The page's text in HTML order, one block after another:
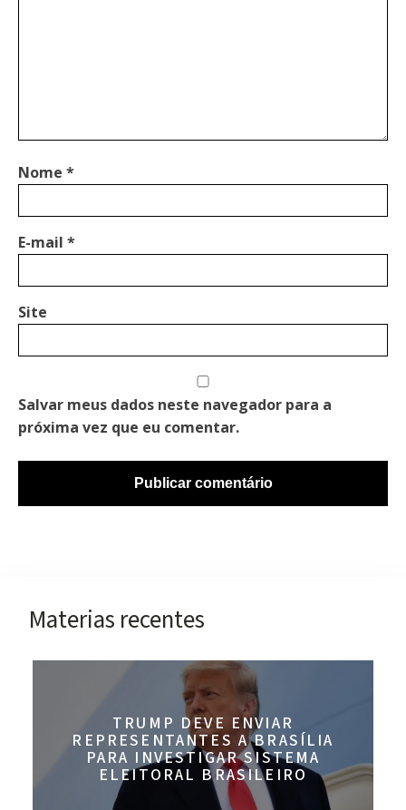
Nome *
E-mail *
Site
Salvar meus dados neste navegador para a
próxima vez que eu comentar.
Materias recentes
TRUMP DEVE ENVIAR
REPRESENTANTES A BRASÍLIA
PARA INVESTIGAR SISTEMA
ELEITORAL BRASILEIRO